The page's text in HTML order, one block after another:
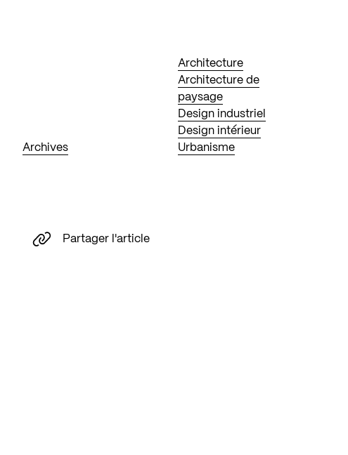
Archives
Architecture
Architecture de
paysage
Design industriel
Design intérieur
Urbanisme
Partager l'article